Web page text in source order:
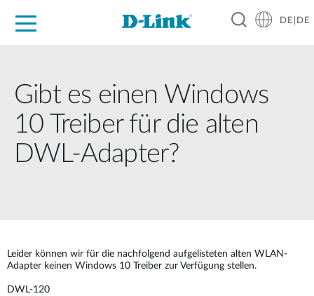
DE|DE
Gibt es einen Windows
10 Treiber für die alten
DWL-Adapter?
Leider können wir für die nachfolgend aufgelisteten alten WLAN-
Adapter keinen Windows 10 Treiber zur Verfügung stellen.
DWL-120